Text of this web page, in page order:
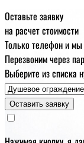
Оставьте заявку
на расчет стоимости
Только телефон и
Перезвоним через
Выберите из списка
Оставить заявку